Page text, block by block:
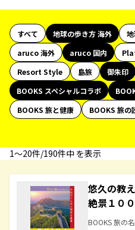
すべて 地球の歩き方 海外
aruco 海外
aruco 国内
Resort Style
島旅 御朱印
BOOKS スペシャルコラボ
BOOKS 旅と健康
BOOKS 旅の
1〜20件/190件中 を表示
悠久の教
絶景１００
BOOKS 旅の